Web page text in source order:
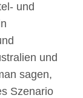
und
und
sagen,
Szenario